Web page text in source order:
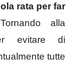
rata per far
alla
evitare di
tutte